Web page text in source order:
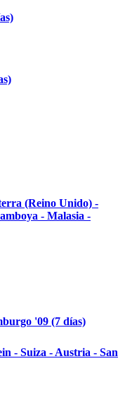
(Reino Unido) -
- Malasia -
'09 (7 días)
- Suiza - Austria - San